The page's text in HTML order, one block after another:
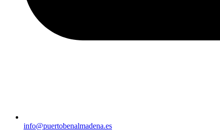
info@puertobenalmadena.es